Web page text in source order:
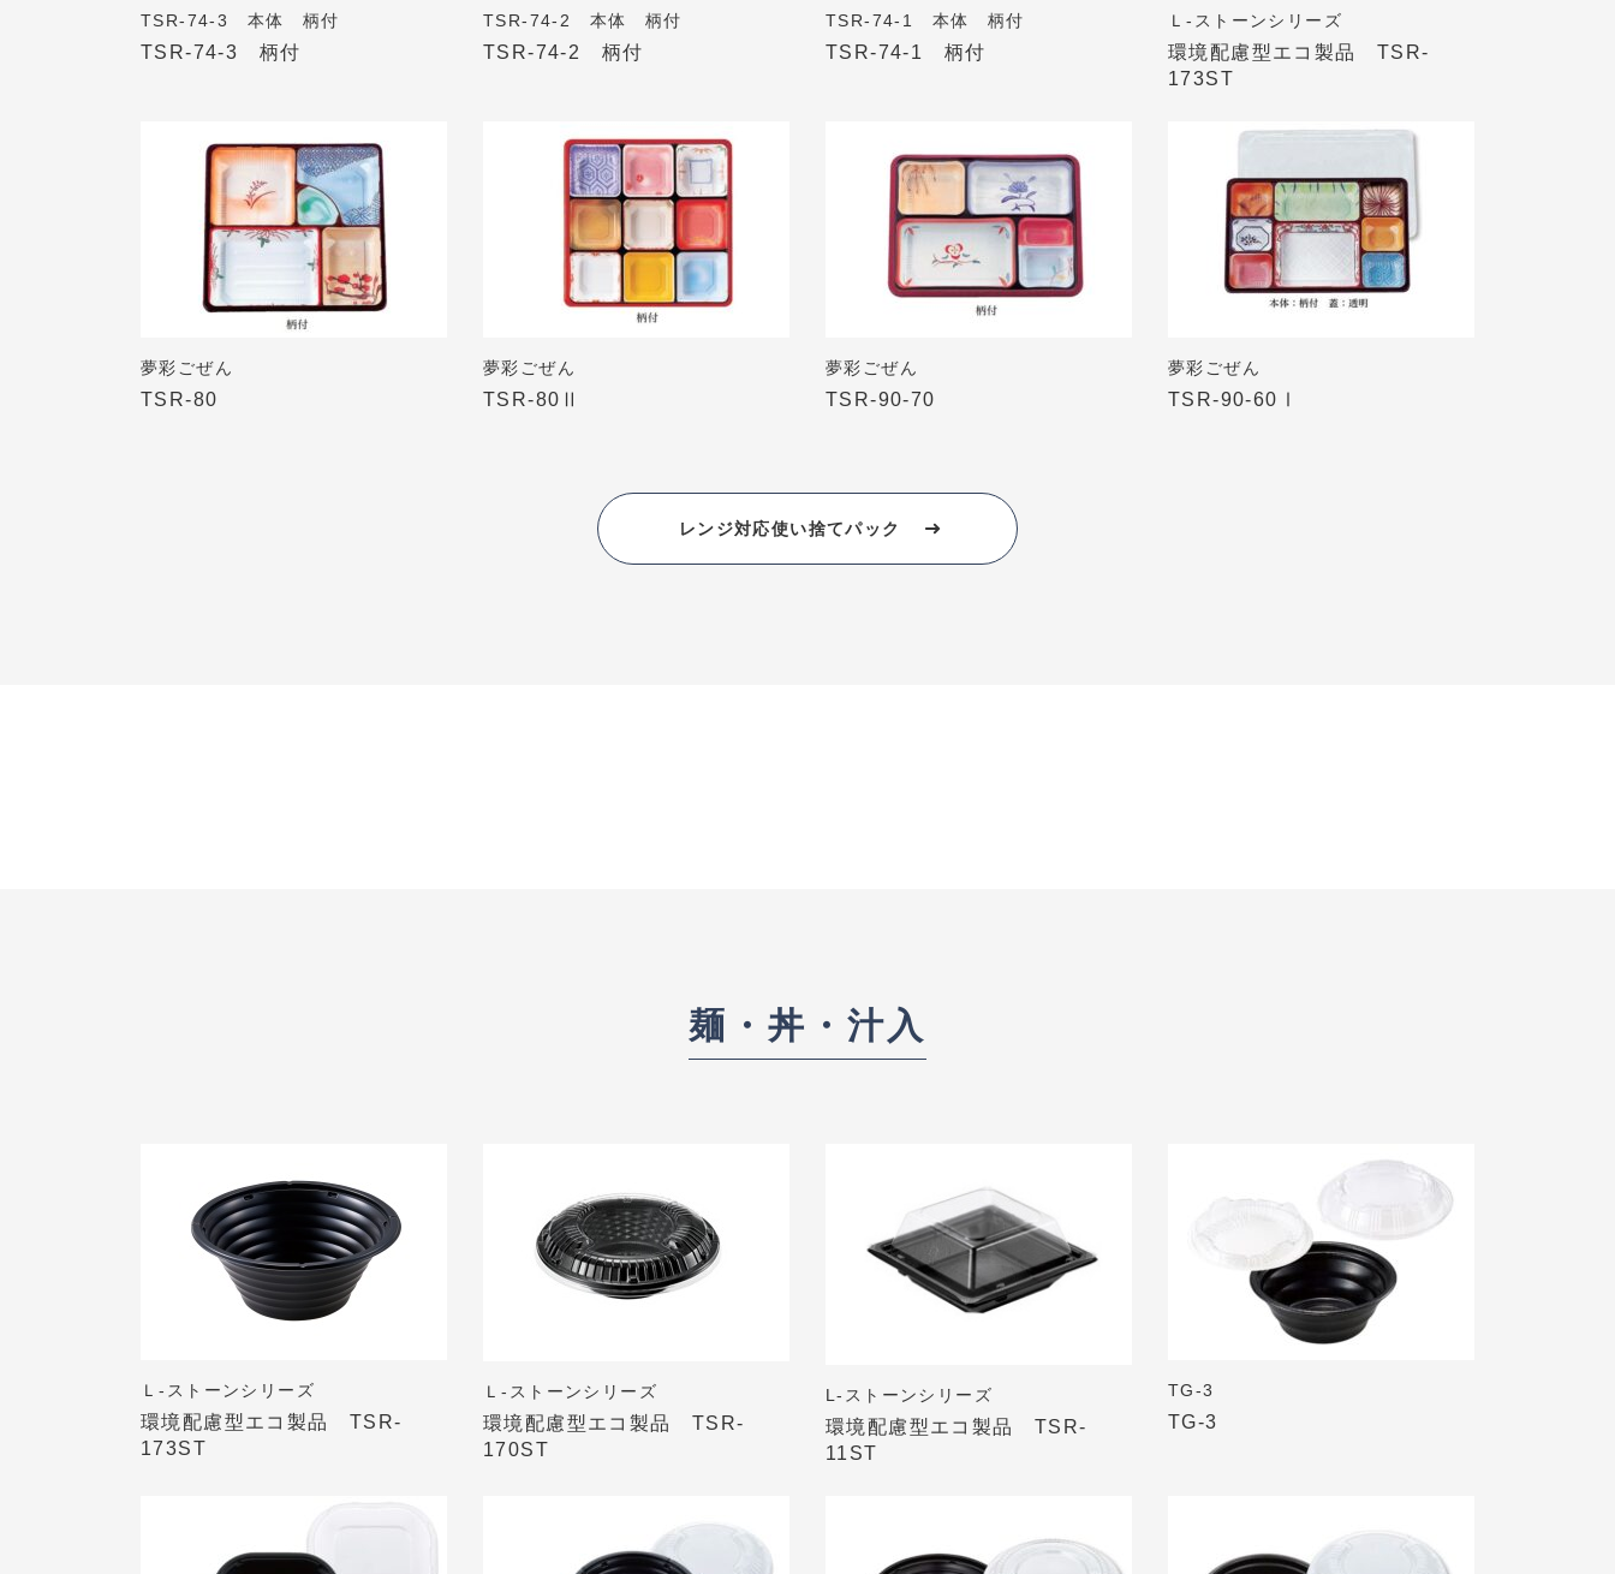
TSR-74-3 本体 柄付
TSR-74-3 柄付
TSR-74-2 本体 柄付
TSR-74-2 柄付
TSR-74-1 本体 柄付
TSR-74-1 柄付
Ｌ-ストーンシリーズ
環境配慮型エコ製品 TSR-
173ST
夢彩ごぜん
TSR-80
夢彩ごぜん
TSR-80Ⅱ
夢彩ごぜん
TSR-90-70
夢彩ごぜん
TSR-90-60Ⅰ
レンジ対応使い捨てパック
麺・丼・汁入
Ｌ-ストーンシリーズ
環境配慮型エコ製品 TSR-
173ST
Ｌ-ストーンシリーズ
環境配慮型エコ製品 TSR-
170ST
L-ストーンシリーズ
環境配慮型エコ製品 TSR-
11ST
TG-3
TG-3